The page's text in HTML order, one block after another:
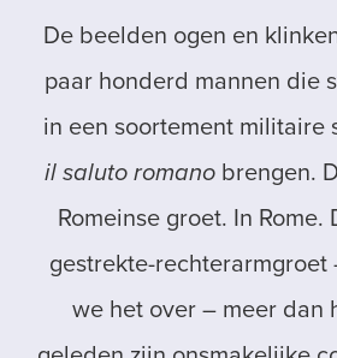
De beelden ogen en
paar honderd mannen die
in een soortement militaire
il saluto romano brengen.
Romeinse groet. In
gestrekte-
we het over – meer dan